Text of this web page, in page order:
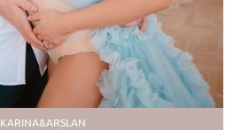
KARINA&ARSLAN